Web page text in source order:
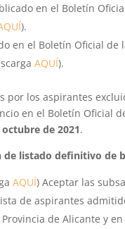
en el Boletín
).
en el Boletín Oficial de
AQUÍ).
por los aspirantes
en el Boletín Oficial
octubre de 2021.
de listado definitivo de
AQUÍ) Aceptar las
de aspirantes
de Alicante y